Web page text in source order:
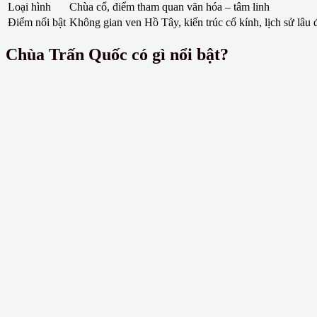
Loại hình
Chùa cổ, điểm tham quan văn hóa – tâm linh
Điểm nổi bật Không gian ven Hồ Tây, kiến trúc cổ kính, lịch sử lâu
Chùa Trấn Quốc có gì nổi bật?